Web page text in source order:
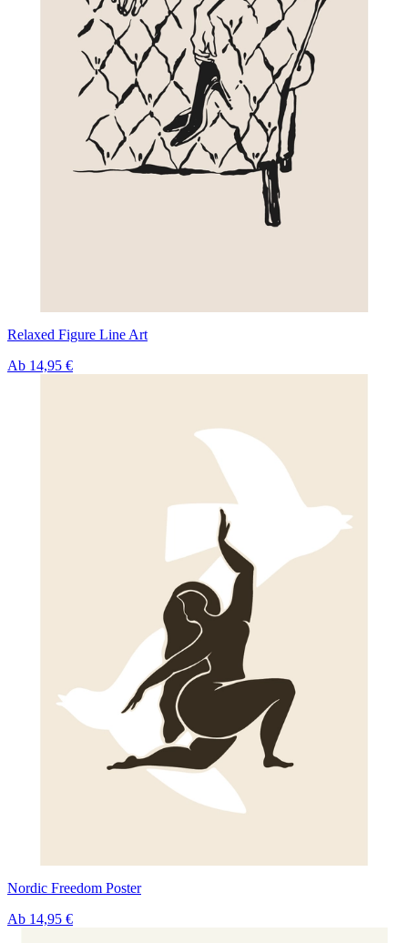
Relaxed Figure Line Art
Ab 14,95 €
Nordic Freedom Poster
Ab 14,95 €